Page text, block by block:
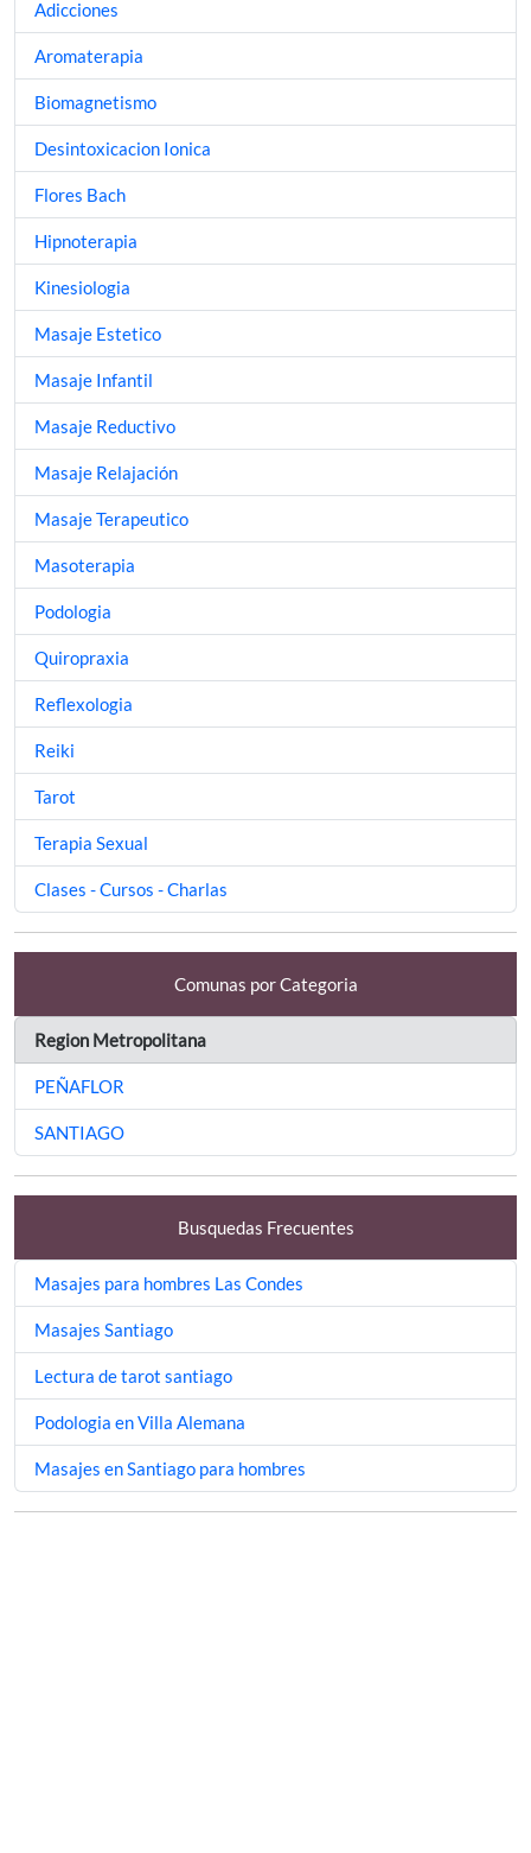
Adicciones
Aromaterapia
Biomagnetismo
Desintoxicacion Ionica
Flores Bach
Hipnoterapia
Kinesiologia
Masaje Estetico
Masaje Infantil
Masaje Reductivo
Masaje Relajación
Masaje Terapeutico
Masoterapia
Podologia
Quiropraxia
Reflexologia
Reiki
Tarot
Terapia Sexual
Clases - Cursos - Charlas
Comunas por Categoria
Region Metropolitana
PEÑAFLOR
SANTIAGO
Busquedas Frecuentes
Masajes para hombres Las Condes
Masajes Santiago
Lectura de tarot santiago
Podologia en Villa Alemana
Masajes en Santiago para hombres